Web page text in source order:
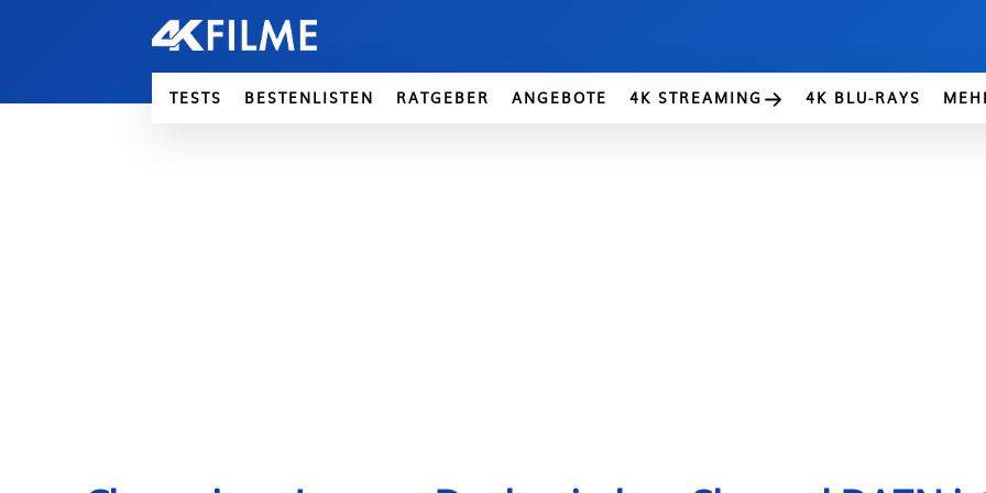
TESTS BESTENLISTEN RATGEBER ANGEBOTE 4K STREAMING 4K BLU-RAYS